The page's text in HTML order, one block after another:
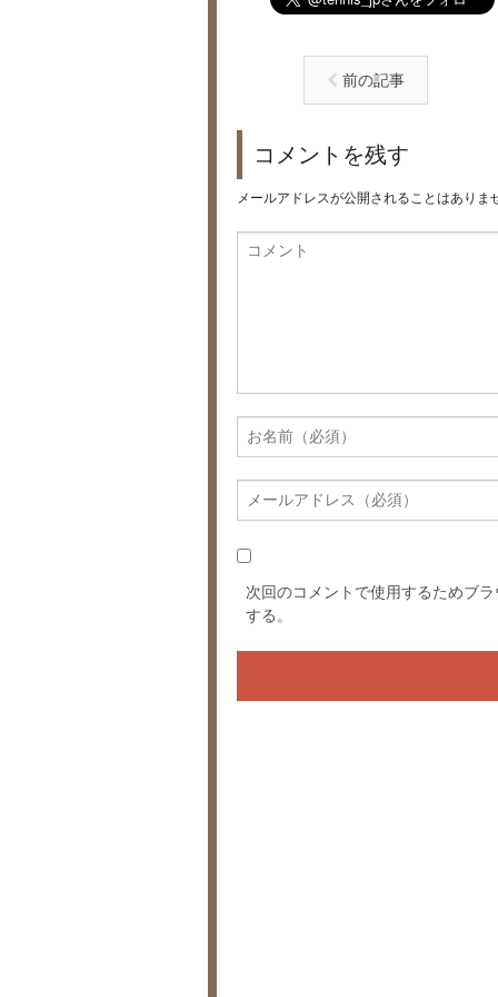
前の記事
コメントを残す
メールアドレスが公開されることはあり
次回のコメントで使用するためブ
する。